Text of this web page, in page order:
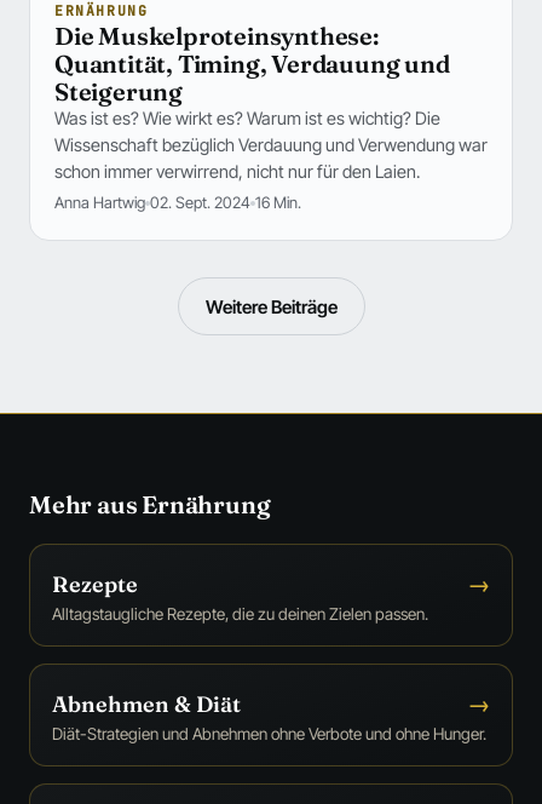
ERNÄHRUNG
Die Muskelproteinsynthese:
Quantität, Timing, Verdauung und
Steigerung
Was ist es? Wie wirkt es? Warum ist es wichtig? Die
Wissenschaft bezüglich Verdauung und Verwendung war
schon immer verwirrend, nicht nur für den Laien.
Anna Hartwig 02. Sept. 2024 16 Min.
Weitere Beiträge
Mehr aus Ernährung
Rezepte →
Alltagstaugliche Rezepte, die zu deinen Zielen passen.
Abnehmen & Diät →
Diät-Strategien und Abnehmen ohne Verbote und ohne Hunger.